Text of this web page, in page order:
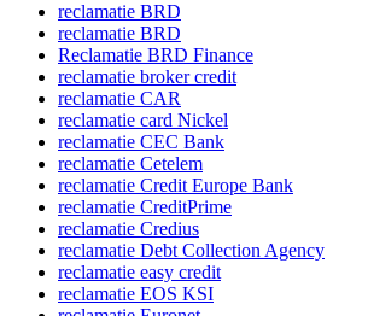
reclamatie BRD
reclamatie BRD
Reclamatie BRD Finance
reclamatie broker credit
reclamatie CAR
reclamatie card Nickel
reclamatie CEC Bank
reclamatie Cetelem
reclamatie Credit Europe Bank
reclamatie CreditPrime
reclamatie Credius
reclamatie Debt Collection Agency
reclamatie easy credit
reclamatie EOS KSI